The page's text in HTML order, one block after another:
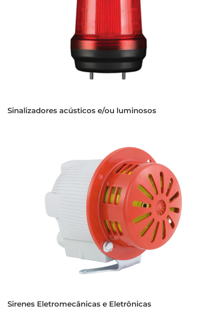
Sinalizadores acústicos e/ou luminosos
Sirenes Eletromecânicas e Eletrônicas